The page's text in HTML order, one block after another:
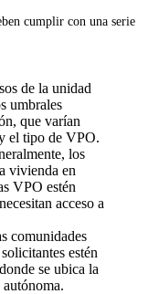
cumplir con una serie
de la unidad
umbrales
que varían
el tipo de VPO.
los
vivienda en
VPO estén
acceso a
comunidades
estén
se ubica la